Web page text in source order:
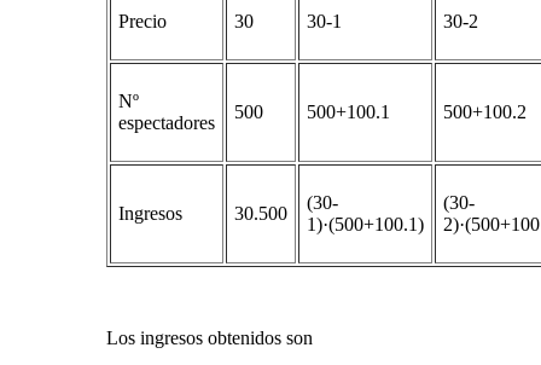
Precio 30 30-1 30-2
Nº
espectadores
500 500+100.1 500+100.2
Ingresos 30.500
(30-
1)·(500+100.1)
(30-
Los ingresos obtenidos son